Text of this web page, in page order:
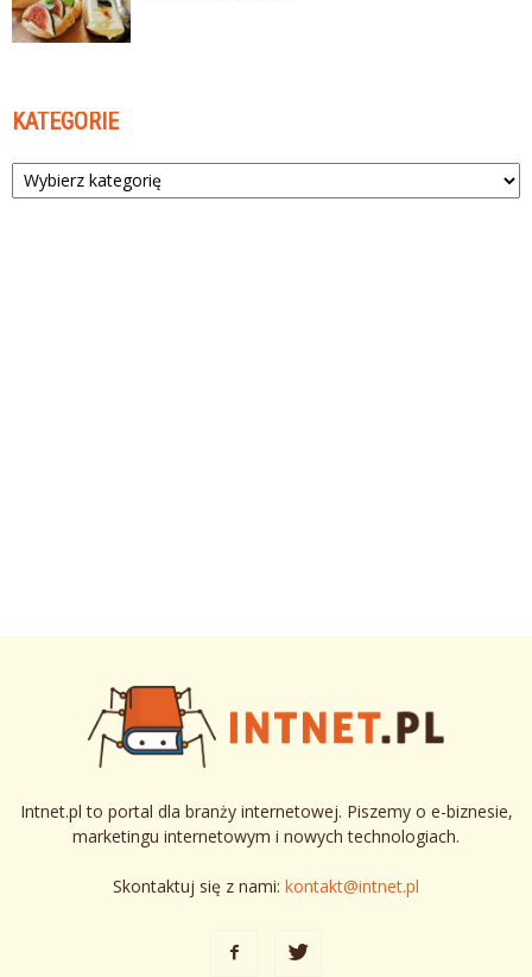
KATEGORIE
Kategorie
Intnet.pl to portal dla branży internetowej. Piszemy o e-biznesie,
marketingu internetowym i nowych technologiach.
Skontaktuj się z nami: kontakt@intnet.pl